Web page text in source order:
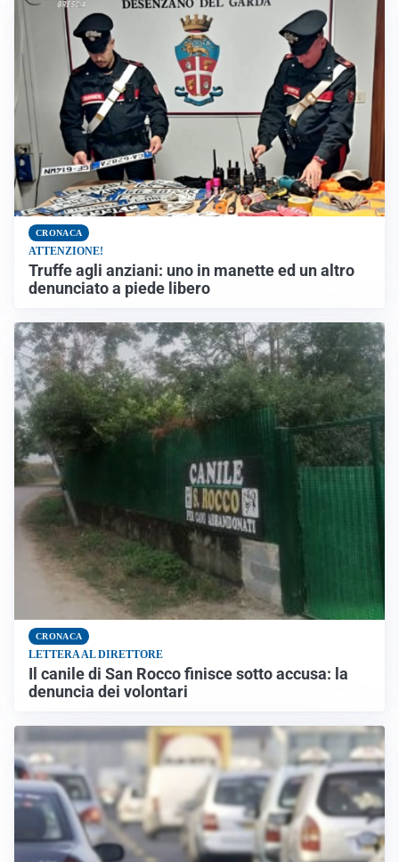
CRONACA
ATTENZIONE!
Truffe agli anziani: uno in manette ed un altro
denunciato a piede libero
CRONACA
LETTERA AL DIRETTORE
Il canile di San Rocco finisce sotto accusa: la
denuncia dei volontari